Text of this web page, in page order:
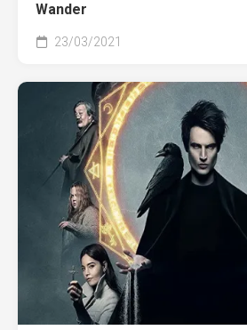
Wander
23/03/2021